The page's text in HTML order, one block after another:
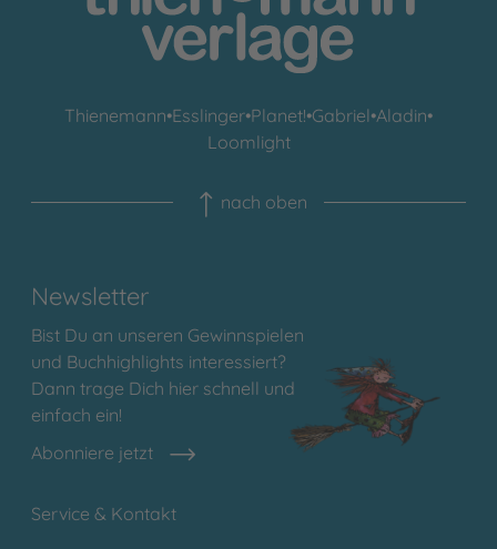
Thienemann•Esslinger•Planet!•Gabriel•Aladin•
Loomlight
nach oben
Newsletter
Bist Du an unseren Gewinnspielen
und Buchhighlights interessiert?
Dann trage Dich hier schnell und
einfach ein!
Abonniere jetzt
Service & Kontakt